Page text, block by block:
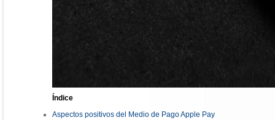
Índice
Aspectos positivos del Medio de Pago Apple Pay